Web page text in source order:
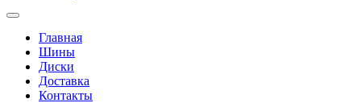
Главная
Шины
Диски
Доставка
Контакты